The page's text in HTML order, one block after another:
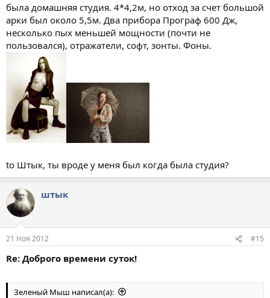
была домашняя студия. 4*4,2м, но отход за счет большой
арки был около 5,5м. Два прибора Програф 600 Дж,
несколько пых меньшей мощности (почти не
пользовался), отражатели, софт, зонты. Фоны.
to Штык, ты вроде у меня был когда была студия?
штык
21 Ноя 2012 #15
Re: Доброго времени суток!
Зеленый Мыш написал(а):